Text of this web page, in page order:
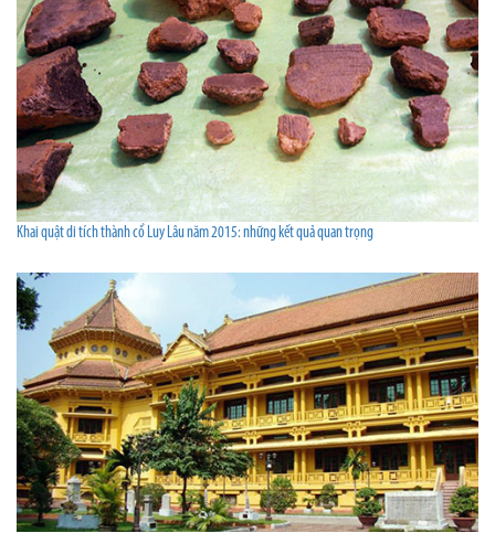
Khai quật di tích thành cổ Luy Lâu năm 2015: những kết quả quan trọng